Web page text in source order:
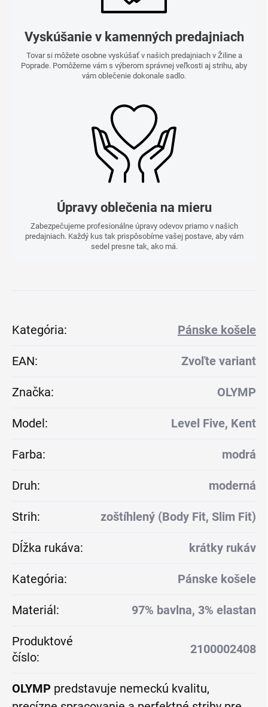
Vyskúšanie v kamenných predajniach
Tovar si môžete osobne vyskúšať v našich predajniach v Žiline a
Poprade. Pomôžeme vám s výberom správnej veľkosti aj strihu, aby
vám oblečenie dokonale sadlo.
Úpravy oblečenia na mieru
Zabezpečujeme profesionálne úpravy odevov priamo v našich
predajniach. Každý kus tak prispôsobíme vašej postave, aby vám
sedel presne tak, ako má.
Kategória: Pánske košele
EAN: Zvoľte variant
Značka: OLYMP
Model: Level Five, Kent
Farba: modrá
Druh: moderná
Strih: zoštíhlený (Body Fit, Slim Fit)
Dĺžka rukáva: krátky rukáv
Kategória: Pánske košele
Materiál: 97% bavlna, 3% elastan
Produktové
číslo:
2100002408
OLYMP predstavuje nemeckú kvalitu,